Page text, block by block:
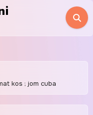
kos ; jom cuba